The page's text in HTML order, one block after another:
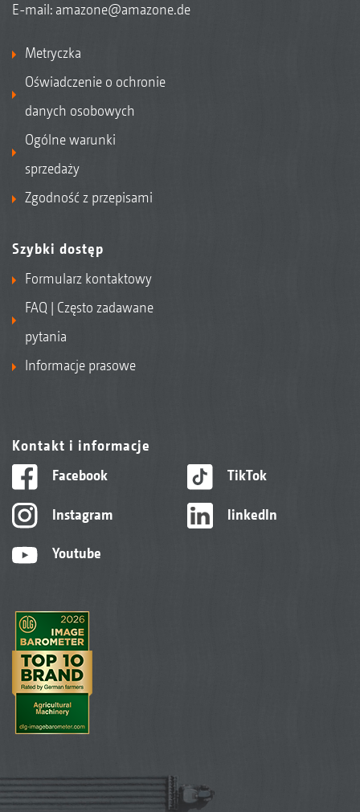
E-mail: amazone@amazone.de
Metryczka
Oświadczenie o ochronie
danych osobowych
Ogólne warunki
sprzedaży
Zgodność z przepisami
Szybki dostęp
Formularz kontaktowy
FAQ | Często zadawane
pytania
Informacje prasowe
Kontakt i informacje
Facebook
Instagram
Youtube
TikTok
linkedIn